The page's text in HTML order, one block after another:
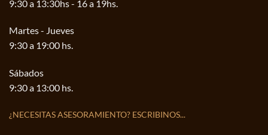
9:30 a 13:30hs - 16 a 19hs.
Martes - Jueves
9:30 a 19:00 hs.
Sábados
9:30 a 13:00 hs.
¿NECESITAS ASESORAMIENTO? ESCRIBINOS...